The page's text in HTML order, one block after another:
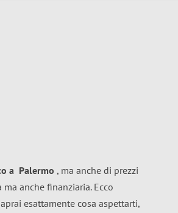
a Palermo , ma anche di prezzi
anche finanziaria. Ecco
esattamente cosa aspettarti,